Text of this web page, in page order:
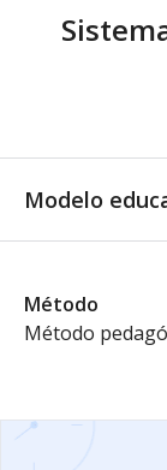
Modelo
Método
Método